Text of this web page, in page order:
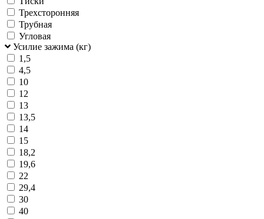
Трехсторонняя
Трубная
Угловая
Усилие зажима (кг)
1,5
4,5
10
12
13
13,5
14
15
18,2
19,6
22
29,4
30
40